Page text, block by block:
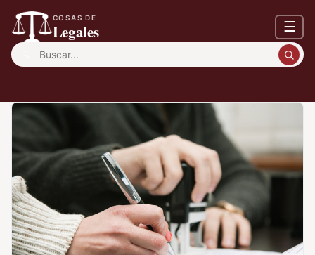
COSAS DE
Legales ☰
Buscar: